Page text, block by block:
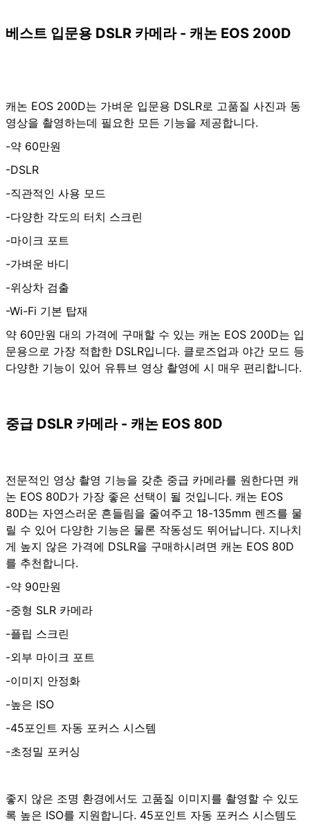
베스트 입문용 DSLR 카메라 - 캐논 EOS 200D
캐논 EOS 200D는 가벼운 입문용 DSLR로 고품질 사진과 동
영상을 촬영하는데 필요한 모든 기능을 제공합니다.
-약 60만원
-DSLR
-직관적인 사용 모드
-다양한 각도의 터치 스크린
-마이크 포트
-가벼운 바디
-위상차 검출
-Wi-Fi 기본 탑재
약 60만원 대의 가격에 구매할 수 있는 캐논 EOS 200D는 입
문용으로 가장 적합한 DSLR입니다. 클로즈업과 야간 모드 등
다양한 기능이 있어 유튜브 영상 촬영에 시 매우 편리합니다.
중급 DSLR 카메라 - 캐논 EOS 80D
전문적인 영상 촬영 기능을 갖춘 중급 카메라를 원한다면 캐
논 EOS 80D가 가장 좋은 선택이 될 것입니다. 캐논 EOS
80D는 자연스러운 흔들림을 줄여주고 18-135mm 렌즈를 물
릴 수 있어 다양한 기능은 물론 작동성도 뛰어납니다. 지나치
게 높지 않은 가격에 DSLR을 구매하시려면 캐논 EOS 80D
를 추천합니다.
-약 90만원
-중형 SLR 카메라
-플립 스크린
-외부 마이크 포트
-이미지 안정화
-높은 ISO
-45포인트 자동 포커스 시스템
-초정밀 포커싱
좋지 않은 조명 환경에서도 고품질 이미지를 촬영할 수 있도
록 높은 ISO를 지원합니다. 45포인트 자동 포커스 시스템도